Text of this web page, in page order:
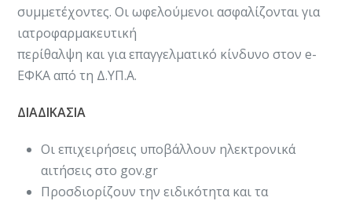
συμμετέχοντες. Οι ωφελούμενοι ασφαλίζονται για
ιατροφαρμακευτική
περίθαλψη και για επαγγελματικό κίνδυνο στον e-
ΕΦΚΑ από τη Δ.ΥΠ.Α.
ΔΙΑΔΙΚΑΣΙΑ
Οι επιχειρήσεις υποβάλλουν ηλεκτρονικά
αιτήσεις στο gov.gr
Προσδιορίζουν την ειδικότητα και τα